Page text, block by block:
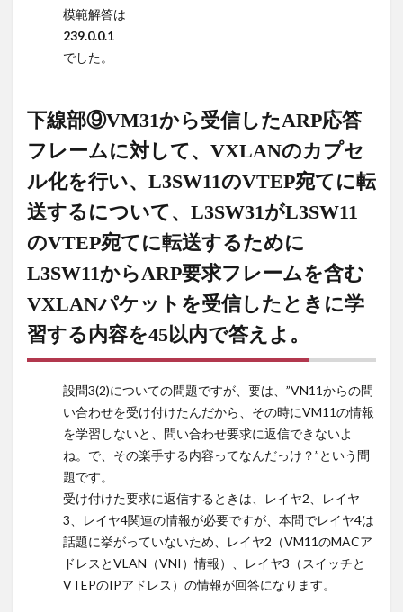
先IPア
ドレス
を答え
12
下
線部
⑨VM31
信した
ARP応
答フレ
ームに
て、
VXLAN
セル化
を行
L3SW11
のVTEP
宛てに
転送す
るにつ
いて、
L3SW31
L3SW11
のVTEP
宛てに
模範解答は
239.0.0.1
でした。
下線部⑨VM31から受信したARP応答
フレームに対して、VXLANのカプセ
ル化を行い、L3SW11のVTEP宛てに転
送するについて、L3SW31がL3SW11
のVTEP宛てに転送するために
L3SW11からARP要求フレームを含む
VXLANパケットを受信したときに学
習する内容を45以内で答えよ。
設問3(2)についての問題ですが、要は、”VN11からの問
い合わせを受け付けたんだから、その時にVM11の情報
を学習しないと、問い合わせ要求に返信できないよ
ね。で、その楽手する内容ってなんだっけ？”という問
題です。
受け付けた要求に返信するときは、レイヤ2、レイヤ
3、レイヤ4関連の情報が必要ですが、本問でレイヤ4は
話題に挙がっていないため、レイヤ2（VM11のMACア
ドレスとVLAN（VNI）情報）、レイヤ3（スイッチと
VTEPのIPアドレス）の情報が回答になります。